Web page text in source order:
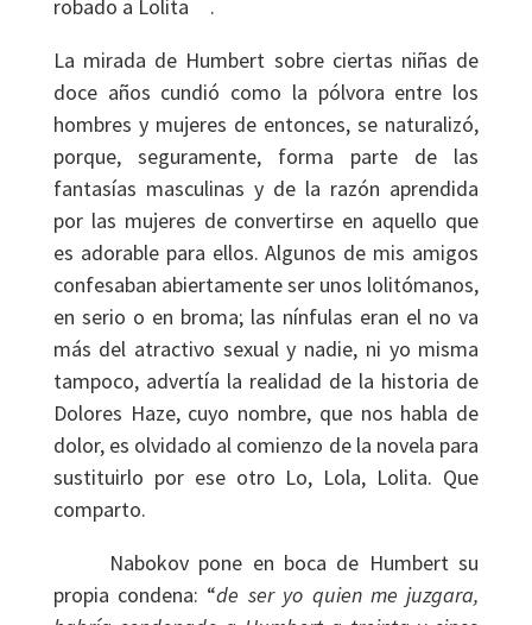
robado a Lolita
.
La mirada de Humbert sobre ciertas niñas de
doce años cundió como la pólvora entre los
hombres y mujeres de entonces, se naturalizó,
porque, seguramente, forma parte de las
fantasías masculinas y de la razón aprendida
por las mujeres de convertirse en aquello que
es adorable para ellos. Algunos de mis amigos
confesaban abiertamente ser unos lolitómanos,
en serio o en broma; las nínfulas eran el no va
más del atractivo sexual y nadie, ni yo misma
tampoco, advertía la realidad de la historia de
Dolores Haze, cuyo nombre, que nos habla de
dolor, es olvidado al comienzo de la novela para
sustituirlo por ese otro Lo, Lola, Lolita. Que
comparto.
Nabokov pone en boca de Humbert su
propia condena: “de ser yo quien me juzgara,